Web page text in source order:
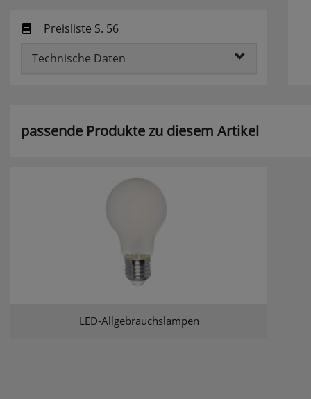
Preisliste S. 56
Technische Daten
passende Produkte zu diesem Artikel
LED-Allgebrauchslampen